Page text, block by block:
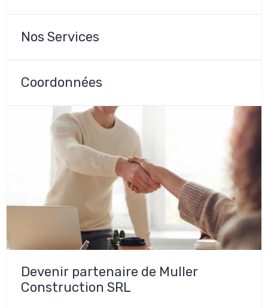
Nos Services
Coordonnées
Devenir partenaire de Muller
Construction SRL